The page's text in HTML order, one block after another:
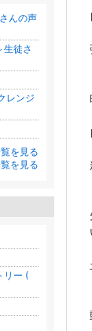
んの声
生徒さ
レンジ
を見る
を見る
リー (